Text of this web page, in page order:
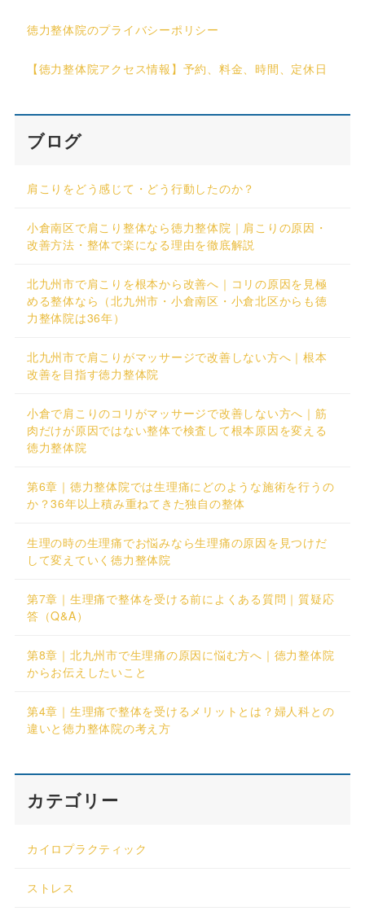
徳力整体院のプライバシーポリシー
【徳力整体院アクセス情報】予約、料金、時間、定休日
ブログ
肩こりをどう感じて・どう行動したのか？
小倉南区で肩こり整体なら徳力整体院｜肩こりの原因・
改善方法・整体で楽になる理由を徹底解説
北九州市で肩こりを根本から改善へ｜コリの原因を見極
める整体なら（北九州市・小倉南区・小倉北区からも徳
力整体院は36年）
北九州市で肩こりがマッサージで改善しない方へ｜根本
改善を目指す徳力整体院
小倉で肩こりのコリがマッサージで改善しない方へ｜筋
肉だけが原因ではない整体で検査して根本原因を変える
徳力整体院
第6章｜徳力整体院では生理痛にどのような施術を行うの
か？36年以上積み重ねてきた独自の整体
生理の時の生理痛でお悩みなら生理痛の原因を見つけだ
して変えていく徳力整体院
第7章｜生理痛で整体を受ける前によくある質問｜質疑応
答（Q&A）
第8章｜北九州市で生理痛の原因に悩む方へ｜徳力整体院
からお伝えしたいこと
第4章｜生理痛で整体を受けるメリットとは？婦人科との
違いと徳力整体院の考え方
カテゴリー
カイロプラクティック
ストレス